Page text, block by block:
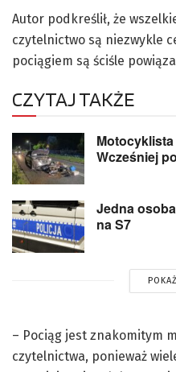
Autor podkreślił, że
czytelnictwo są niezwykle
pociągiem są ściśle
CZYTAJ TAKŻE
Wcześniej
Jedna
na S7
– Pociąg jest znakomitym
czytelnictwa, ponieważ